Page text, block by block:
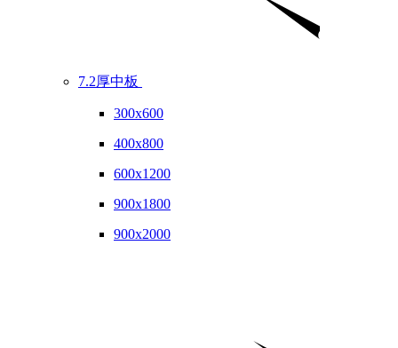
7.2厚中板
300x600
400x800
600x1200
900x1800
900x2000